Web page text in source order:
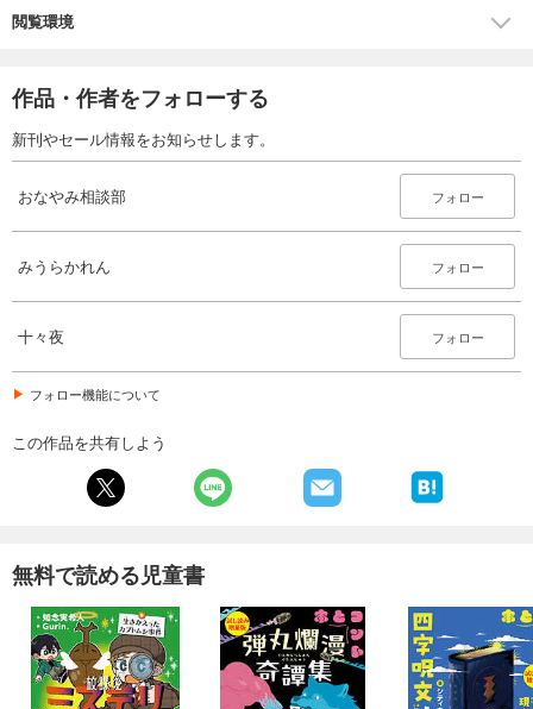
閲覧環境
作品・作者をフォローする
新刊やセール情報をお知らせします。
おなやみ相談部 フォロー
みうらかれん フォロー
十々夜 フォロー
フォロー機能について
この作品を共有しよう
無料で読める児童書